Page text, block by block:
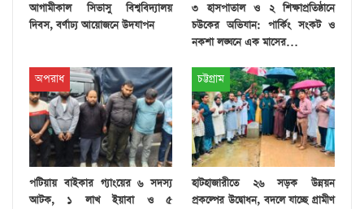
আগামীকাল সিভাসু বিশ্ববিদ্যালয়
দিবস, বর্ণাঢ্য আয়োজনে উদযাপন
৩ হাসপাতাল ও ২ শিক্ষাপ্রতিষ্ঠানে
চউকের অভিযান: পার্কিং সংকট ও
নকশা লঙ্ঘনে এক মাসের…
অপরাধ
পটিয়ায় বাইকার গ্যাংয়ের ৬ সদস্য
আটক, ১ লাখ ইয়াবা ও ৫
চট্টগ্রাম
হাটহাজারীতে ২৬ সড়ক উন্নয়ন
প্রকল্পের উদ্বোধন, বদলে যাচ্ছে গ্রামীণ